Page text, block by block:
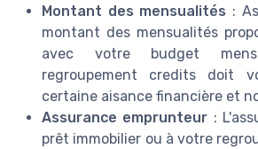
Montant des mensualités :
montant des mensualités
avec votre budget
regroupement credits doit
certaine aisance financière et
Assurance emprunteur :
prêt immobilier ou à votre